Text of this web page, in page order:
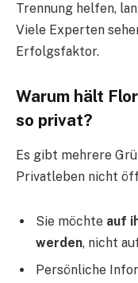
Trennung helfen,
Viele Experten
Erfolgsfaktor.
Warum hält
so privat?
Es gibt mehrere
Privatleben nicht
Sie möchte auf
werden, nicht
Persönliche